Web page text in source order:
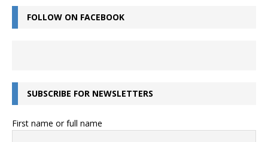
FOLLOW ON FACEBOOK
SUBSCRIBE FOR NEWSLETTERS
First name or full name